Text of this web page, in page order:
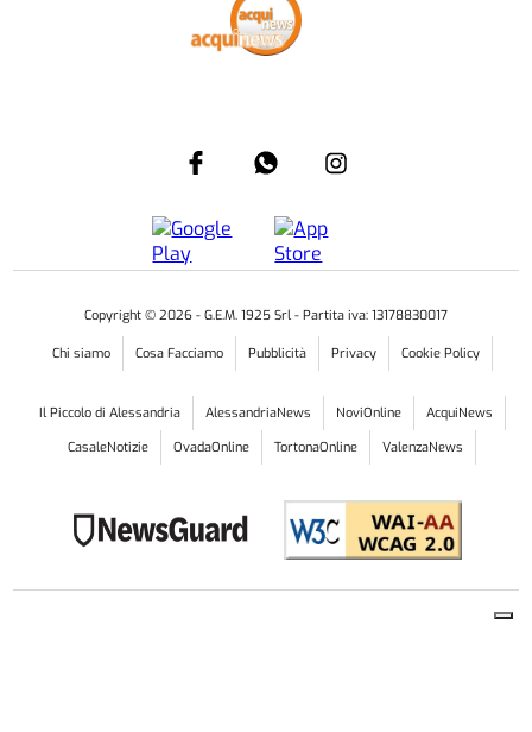
Copyright © 2026 - G.E.M. 1925 Srl - Partita iva: 13178830017
Chi siamo Cosa Facciamo Pubblicità Privacy Cookie Policy
Il Piccolo di Alessandria AlessandriaNews NoviOnline
AcquiNews
CasaleNotizie
OvadaOnline TortonaOnline ValenzaNews